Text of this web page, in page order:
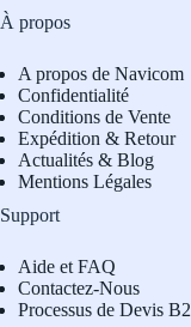
À propos
A propos de Navicom
Confidentialité
Conditions de Vente
Expédition & Retour
Actualités & Blog
Mentions Légales
Support
Aide et FAQ
Contactez-Nous
Processus de Devis